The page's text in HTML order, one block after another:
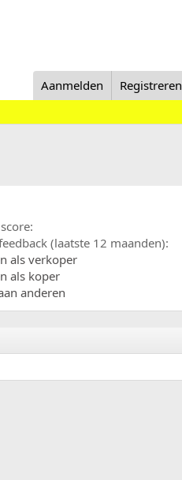
Aanmelden Registreren
(laatste 12 maanden)
als verkoper
als koper
anderen